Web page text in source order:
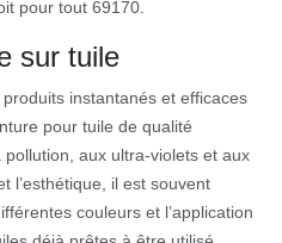
pour tout 69170.
sur tuile
instantanés et efficaces
pour tuile de qualité
aux ultra-violets et aux
l’esthétique, il est souvent
couleurs et l’application